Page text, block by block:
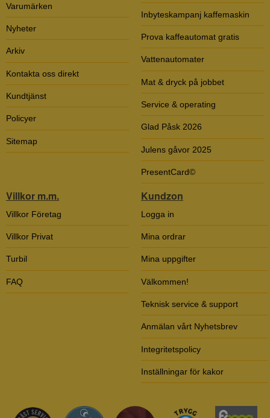
Varumärken
Nyheter
Arkiv
Kontakta oss direkt
Kundtjänst
Policyer
Sitemap
Inbyteskampanj kaffemaskin
Prova kaffeautomat gratis
Vattenautomater
Mat & dryck på jobbet
Service & operating
Glad Påsk 2026
Julens gåvor 2025
PresentCard©
Villkor m.m.
Villkor Företag
Villkor Privat
Turbil
FAQ
Kundzon
Logga in
Mina ordrar
Mina uppgifter
Välkommen!
Teknisk service & support
Anmälan vårt Nyhetsbrev
Integritetspolicy
Inställningar för kakor